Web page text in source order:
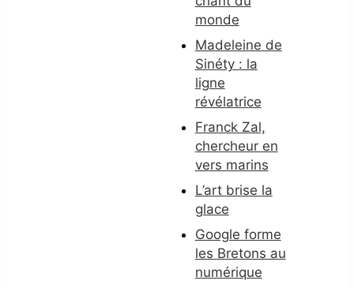
monde
Madeleine de
Sinéty : la
ligne
révélatrice
Franck Zal,
chercheur en
vers marins
L’art brise la
glace
Google forme
les Bretons au
numérique